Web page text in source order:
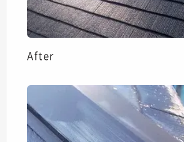
After